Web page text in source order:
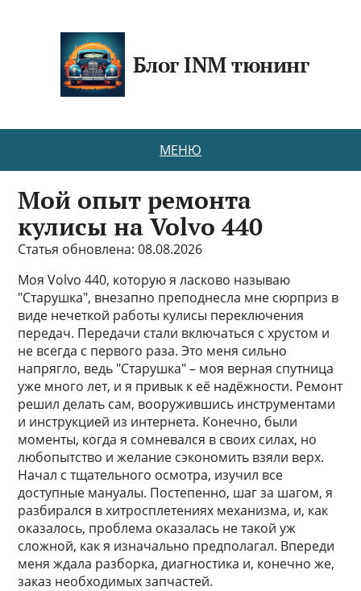
Блог INM тюнинг
МЕНЮ
Мой опыт ремонта
кулисы на Volvo 440
Статья обновлена: 08.08.2026
Моя Volvo 440, которую я ласково называю
"Старушка", внезапно преподнесла мне сюрприз в
виде нечеткой работы кулисы переключения
передач. Передачи стали включаться с хрустом и
не всегда с первого раза. Это меня сильно
напрягло, ведь "Старушка" – моя верная спутница
уже много лет, и я привык к её надёжности. Ремонт
решил делать сам, вооружившись инструментами
и инструкцией из интернета. Конечно, были
моменты, когда я сомневался в своих силах, но
любопытство и желание сэкономить взяли верх.
Начал с тщательного осмотра, изучил все
доступные мануалы. Постепенно, шаг за шагом, я
разбирался в хитросплетениях механизма, и, как
оказалось, проблема оказалась не такой уж
сложной, как я изначально предполагал. Впереди
меня ждала разборка, диагностика и, конечно же,
заказ необходимых запчастей.